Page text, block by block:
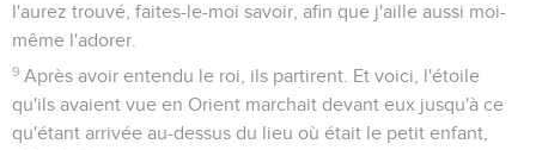
l'aurez trouvé, faites-le-moi savoir, afin que j'aille aussi moi-
même l'adorer.
9 Après avoir entendu le roi, ils partirent. Et voici, l'étoile
qu'ils avaient vue en Orient marchait devant eux jusqu'à ce
qu'étant arrivée au-dessus du lieu où était le petit enfant,